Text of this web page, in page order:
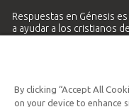
Respuestas en Génesis
a ayudar a los cristianos
By clicking “Accept All
on your device to enhance